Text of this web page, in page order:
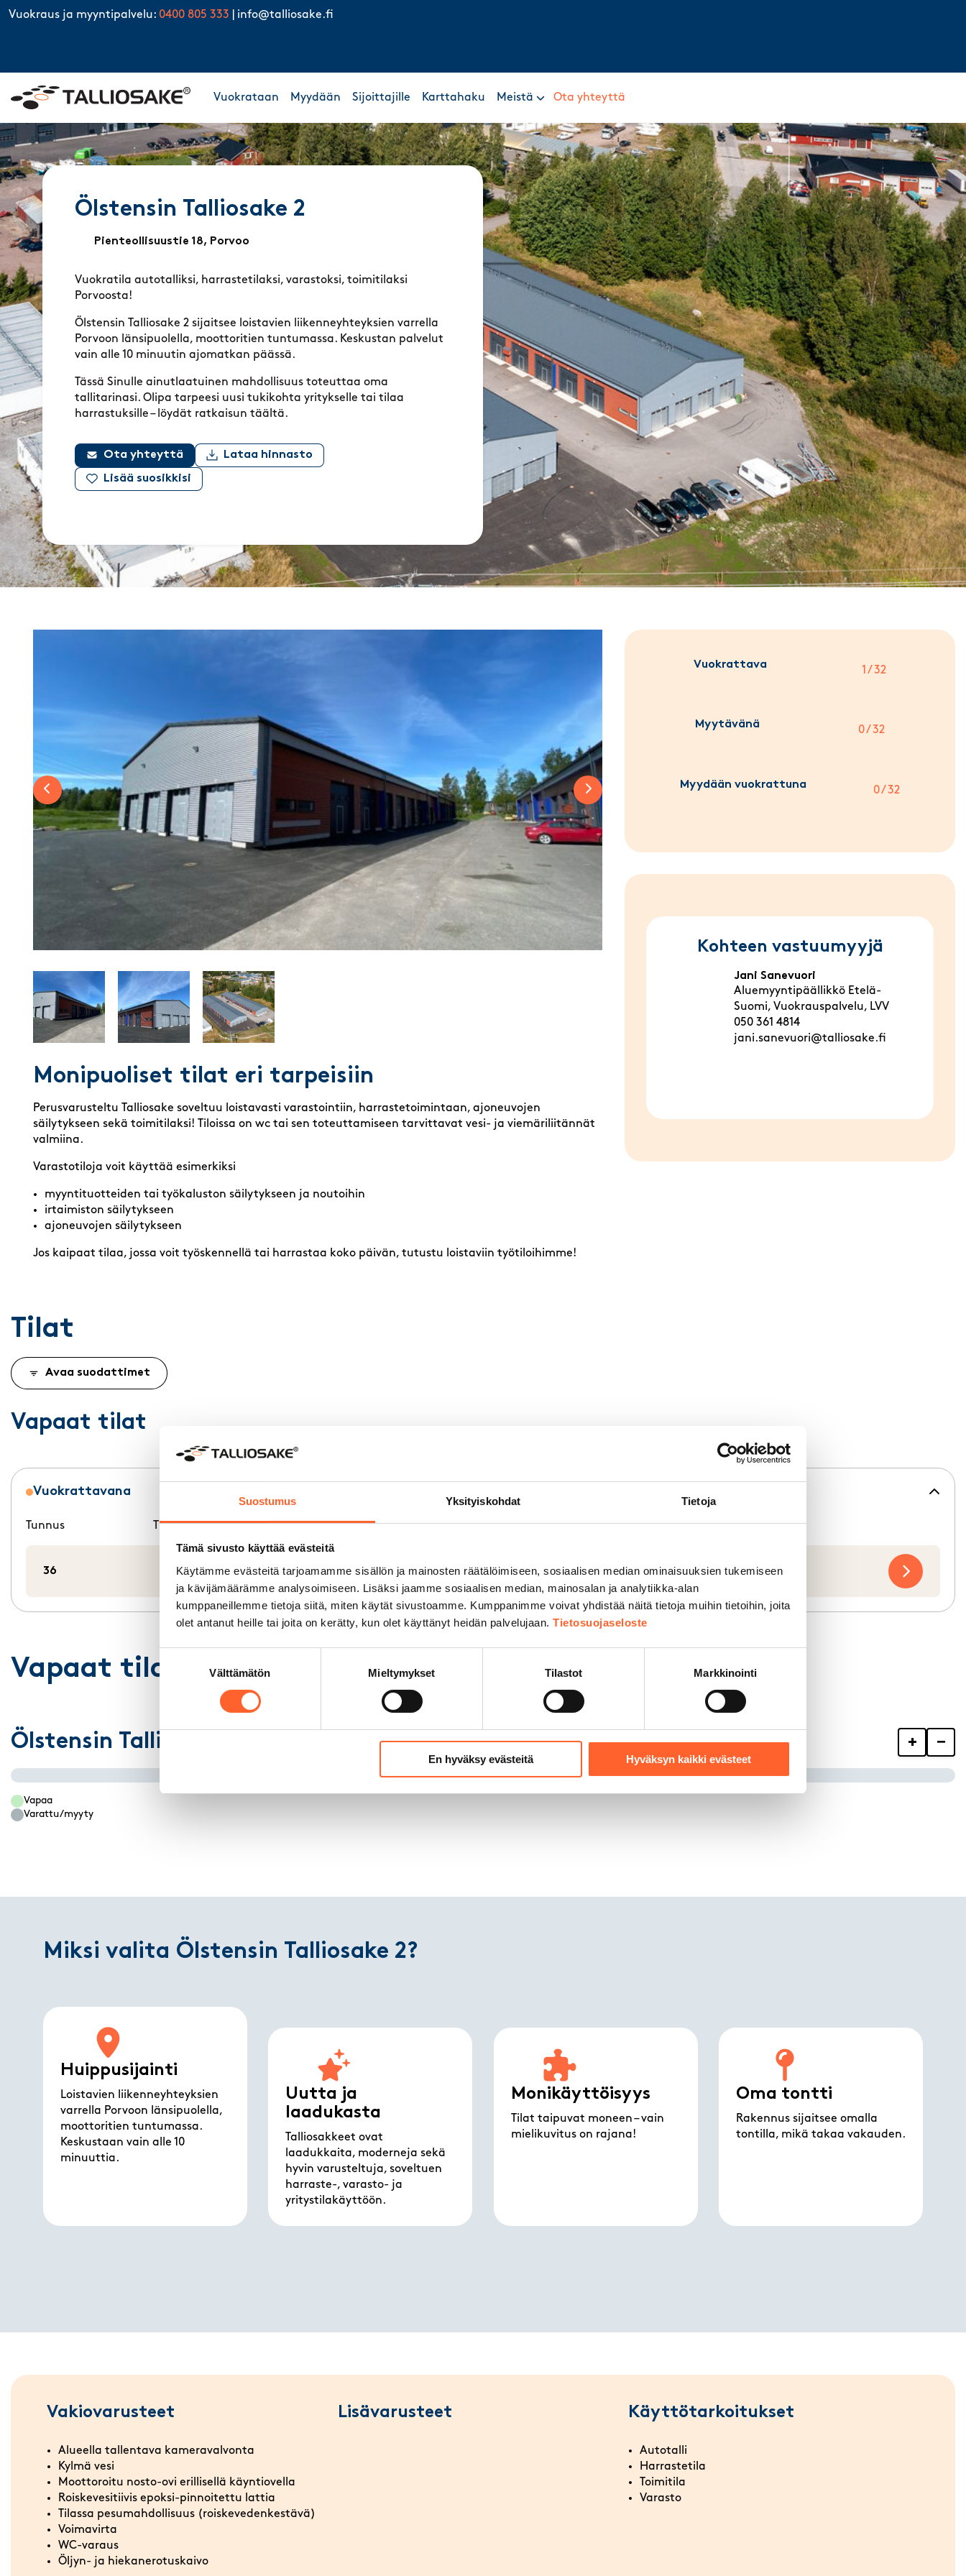
Suostumus Yksityiskohdat Tietoja
Tämä sivusto käyttää evästeitä
Käytämme evästeitä tarjoamamme sisällön ja mainosten räätälöimiseen, sosiaalisen median ominaisuuksien tukemiseen
ja kävijämäärämme analysoimiseen. Lisäksi jaamme sosiaalisen median, mainosalan ja analytiikka-alan
kumppaneillemme tietoja siitä, miten käytät sivustoamme. Kumppanimme voivat yhdistää näitä tietoja muihin tietoihin, joita
olet antanut heille tai joita on kerätty, kun olet käyttänyt heidän palvelujaan. Tietosuojaseloste
valinta
Välttämätön Mieltymykset Tilastot Markkinointi
En hyväksy evästeitä Hyväksyn kaikki evästeet
Skip to content
Vuokraus ja myyntipalvelu: 0400 805 333 info@talliosake.fi
Vuokrataan Myydään Sijoittajille Karttahaku Meistä Ota yhteyttä
Ölstensin Talliosake 2
Pienteollisuustie 18, Porvoo
Vuokratila autotalliksi, harrastetilaksi, varastoksi, toimitilaksi
Porvoosta!
Ölstensin Talliosake 2 sijaitsee loistavien liikenneyhteyksien varrella
Porvoon länsipuolella, moottoritien tuntumassa. Keskustan palvelut
vain alle 10 minuutin ajomatkan päässä.
Tässä Sinulle ainutlaatuinen mahdollisuus toteuttaa oma
tallitarinasi. Olipa tarpeesi uusi tukikohta yritykselle tai tilaa
harrastuksille – löydät ratkaisun täältä.
Ota yhteyttä Lataa hinnasto
Lisää suosikkisi
Previous slide Next slide
Monipuoliset tilat eri tarpeisiin
Perusvarusteltu Talliosake soveltuu loistavasti varastointiin, harrastetoimintaan, ajoneuvojen
säilytykseen sekä toimitilaksi! Tiloissa on wc tai sen toteuttamiseen tarvittavat vesi- ja viemäriliitännät
valmiina.
Varastotiloja voit käyttää esimerkiksi
myyntituotteiden tai työkaluston säilytykseen ja noutoihin
irtaimiston säilytykseen
ajoneuvojen säilytykseen
Jos kaipaat tilaa, jossa voit työskennellä tai harrastaa koko päivän, tutustu loistaviin työtiloihimme!
Vuokrattava 1 / 32
Myytävänä 0 / 32
Myydään vuokrattuna 0 / 32
Kohteen vastuumyyjä
Jani Sanevuori
Aluemyyntipäällikkö Etelä-
Suomi, Vuokrauspalvelu, LVV
050 361 4814
jani.sanevuori@talliosake.fi
Tilat
Avaa suodattimet
Vapaat tilat
Vuokrattavana
Tunnus Tilatyyppi m² Vuokra/kk Tilanne
36 Varasto 49 m² 590,00 €/kk Vuokrattavana
Vapaat tilat pohjakuvassa
Ölstensin Talliosake 2 + −
Vapaa
Varattu/myyty
Miksi valita Ölstensin Talliosake 2?
Huippusijainti
Loistavien liikenneyhteyksien
varrella Porvoon länsipuolella,
moottoritien tuntumassa.
Keskustaan vain alle 10
minuuttia.
Uutta ja
laadukasta
Talliosakkeet ovat
laadukkaita, moderneja sekä
hyvin varusteltuja, soveltuen
harraste-, varasto- ja
yritystilakäyttöön.
Monikäyttöisyys
Tilat taipuvat moneen – vain
mielikuvitus on rajana!
Oma tontti
Rakennus sijaitsee omalla
tontilla, mikä takaa vakauden.
Vakiovarusteet
Alueella tallentava kameravalvonta
Kylmä vesi
Moottoroitu nosto-ovi erillisellä käyntiovella
Roiskevesitiivis epoksi-pinnoitettu lattia
Tilassa pesumahdollisuus (roiskevedenkestävä)
Voimavirta
WC-varaus
Öljyn- ja hiekanerotuskaivo
Lisävarusteet Käyttötarkoitukset
Autotalli
Harrastetila
Toimitila
Varasto